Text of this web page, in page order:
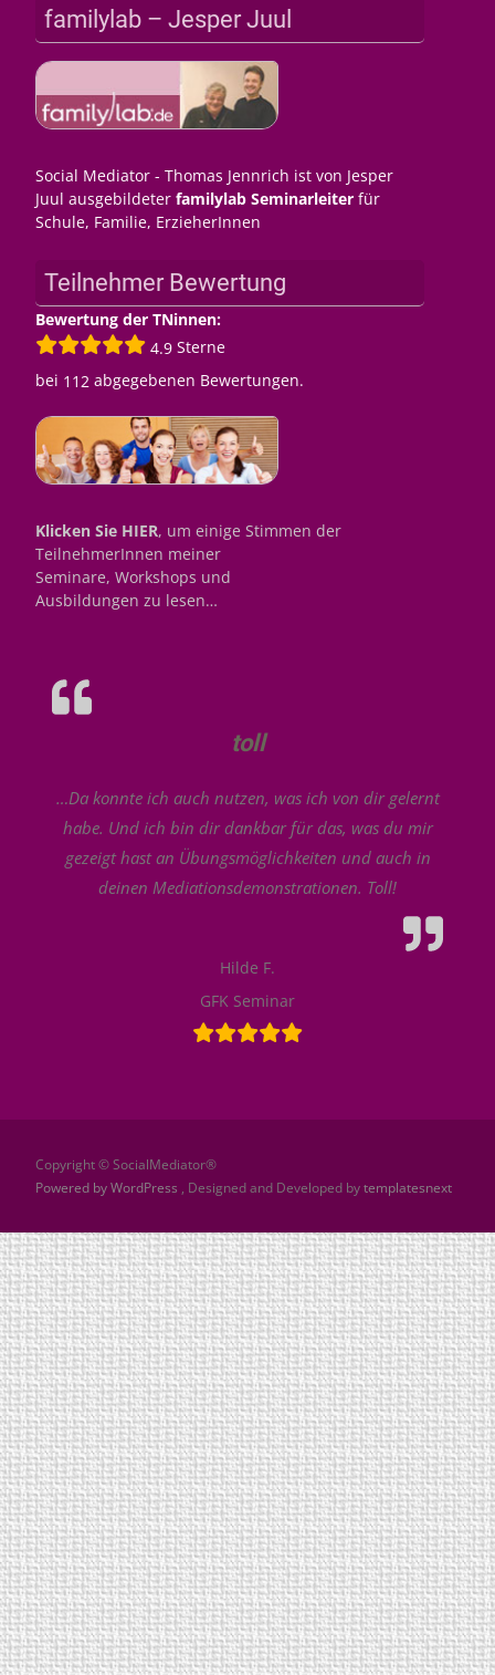
familylab – Jesper Juul
Social Mediator - Thomas Jennrich ist von Jesper
Juul ausgebildeter familylab Seminarleiter für
Schule, Familie, ErzieherInnen
Teilnehmer Bewertung
Bewertung der TNinnen:
4.9 Sterne
bei 112 abgegebenen Bewertungen.
Klicken Sie HIER, um einige Stimmen der
TeilnehmerInnen meiner
Seminare, Workshops und
Ausbildungen zu lesen…
toll
…Da konnte ich auch nutzen, was ich von dir gelernt
habe. Und ich bin dir dankbar für das, was du mir
gezeigt hast an Übungsmöglichkeiten und auch in
deinen Mediationsdemonstrationen. Toll!
Hilde F.
GFK Seminar
Copyright © SocialMediator®
Powered by WordPress , Designed and Developed bytemplatesnext